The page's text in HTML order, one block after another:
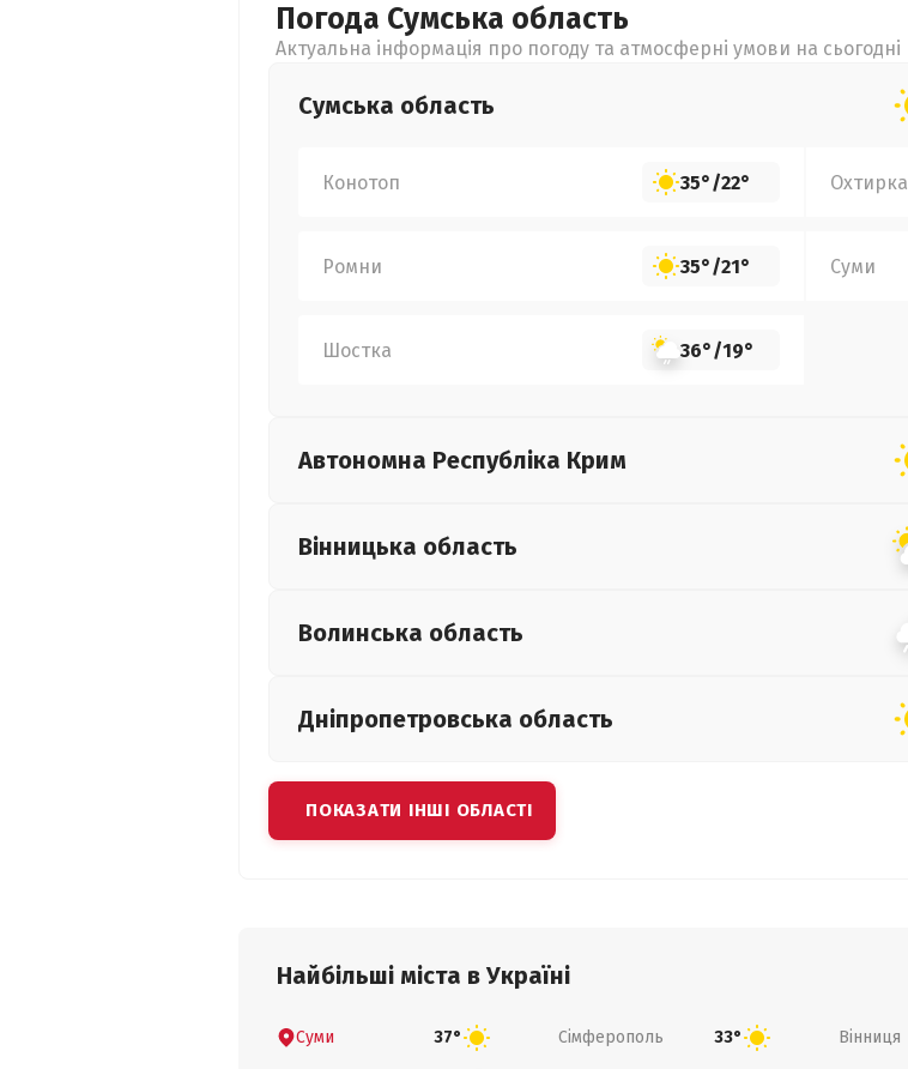
Погода Сумська область
Актуальна інформація про погоду та атмосферні умови на сьогодні
Сумська область
Конотоп 35°/22° Охтирка
Ромни 35°/21° Суми
Шостка 36°/19°
Автономна Республіка Крим
Вінницька область
Волинська область
Дніпропетровська область
ПОКАЗАТИ ІНШІ ОБЛАСТІ
Найбільші міста в Україні
Суми 37° Сімферополь 33° Вінниця